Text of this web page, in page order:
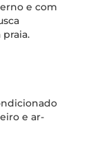
e com
e ar-